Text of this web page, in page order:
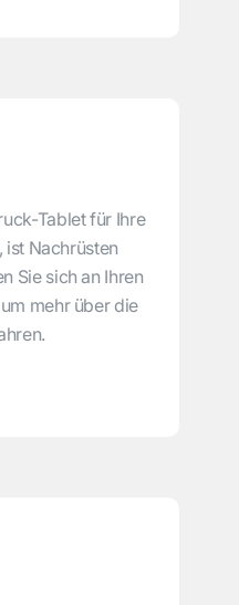
Tablet für Ihre
ist Nachrüsten
Sie sich an Ihren
mehr über die